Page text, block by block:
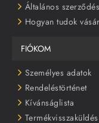
Általános
Hogyan tudok
FIÓKOM
Személyes adatok
Rendeléstörténet
Kívánságlista
Termékvisszaküldés